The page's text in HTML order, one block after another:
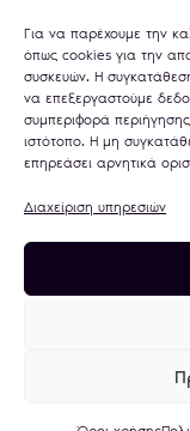
Για να παρέχουμε την
όπως cookies για την
συσκευών. Η
να επεξεργαστούμε
συμπεριφορά
ιστότοπο. Η μη
επηρεάσει αρνητικά
Διαχείριση υπηρεσιών
Πολιτική
Χρήση Cookies